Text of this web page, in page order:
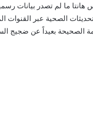
ما لم تصدر بيانات
الصحية عبر القنوات
الصحيحة بعيداً عن ضجيج